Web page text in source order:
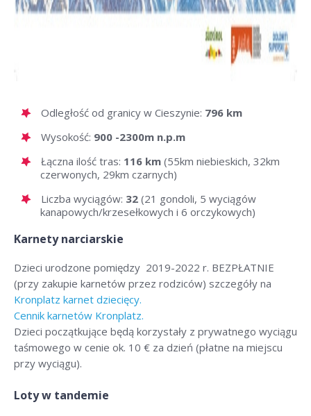
Odległość od granicy w Cieszynie: 796 km
Wysokość: 900 -2300m n.p.m
Łączna ilość tras: 116 km (55km niebieskich, 32km
czerwonych, 29km czarnych)
Liczba wyciągów: 32 (21 gondoli, 5 wyciągów
kanapowych/krzesełkowych i 6 orczykowych)
Karnety narciarskie
Dzieci urodzone pomiędzy 2019-2022 r. BEZPŁATNIE
(przy zakupie karnetów przez rodziców) szczegóły na
Kronplatz karnet dziecięcy.
Cennik karnetów Kronplatz.
Dzieci początkujące będą korzystały z prywatnego wyciągu
taśmowego w cenie ok. 10 € za dzień (płatne na miejscu
przy wyciągu).
Loty w tandemie